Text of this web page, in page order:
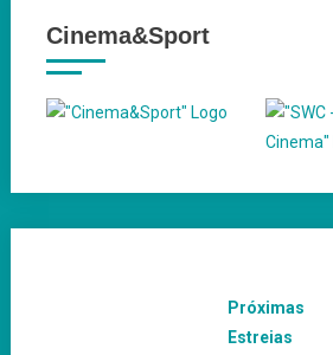
Cinema&Sport
Próximas
Estreias